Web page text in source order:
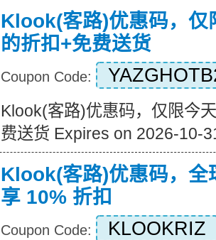
Klook(客路)优惠码，仅
的折扣+免费送货
Coupon Code:
Klook(客路)优惠码，仅限今
费送货 Expires on 2026-10-
Klook(客路)优惠码，全
享 10% 折扣
Coupon Code: KLOOKRIZ